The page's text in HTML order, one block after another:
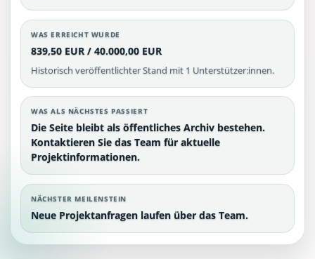
WAS ERREICHT WURDE
839,50 EUR / 40.000,00 EUR
Historisch veröffentlichter Stand mit 1 Unterstützer:innen.
WAS ALS NÄCHSTES PASSIERT
Die Seite bleibt als öffentliches Archiv bestehen.
Kontaktieren Sie das Team für aktuelle
Projektinformationen.
NÄCHSTER MEILENSTEIN
Neue Projektanfragen laufen über das Team.